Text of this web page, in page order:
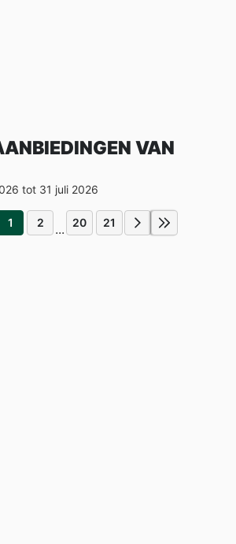
VAN
tot 31 juli 2026
1 2 ... 20 21